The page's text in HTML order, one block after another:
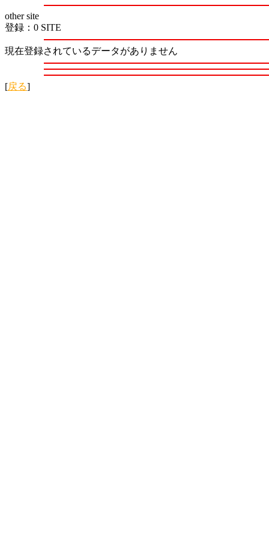
other site
登録：0 SITE
現在登録されているデータがありません
[戻る]